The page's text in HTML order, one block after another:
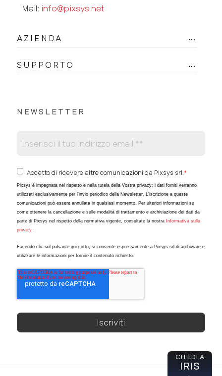
Mail: info@pixsys.net
AZIENDA
SUPPORTO
NEWSLETTER
Accetto di ricevere altre comunicazioni da Pixsys srl. *
Pixsys è impegnata nel rispetto e nella tutela della Vostra privacy; i dati forniti verranno
utilizzati esclusivamente per l'invio periodico della Newsletter. L'iscrizione a queste
comunicazioni può essere annullata in qualsiasi momento. Per ulteriori informazioni su
come ottenere la cancellazione e sulle modalità di trattamento e archiviazione dei dati da
parte di Pixsys nel rispetto della normativa vigente, consultate la nostra Informativa sulla
privacy.
Facendo clic sul pulsante qui sotto, si consente espressamente a Pixsys srl di archiviare e
utilizzare le informazioni per fornire il contenuto richiesto.
CHIEDI A
IRIS